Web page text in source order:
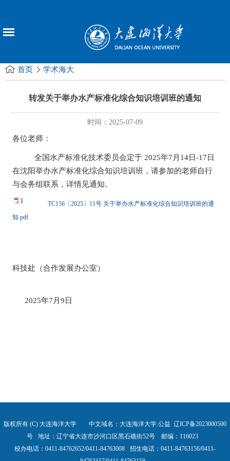
首页 学术海大
转发关于举办水产标准化综合知识培训班的通知
时间：2025-07-09
各位老师：
全国水产标准化技术委员会定于 2025年7月14日-17日
在沈阳举办水产标准化综合知识培训班，请参加的老师自行
与会务组联系，详情见通知。
TC156〔2025〕11号 关于举办水产标准化综合知识培训班的通
知.pdf
科技处（合作发展办公室）
2025年7月9日
版权所有 (C) 大连海洋大学 中文域名：大连海洋大学.公益 辽ICP备2023000500
号
地址：辽宁省大连市沙河口区黑石礁街52号 邮编：116023
校办电话：0411-84762652/0411-84763008
招生电话：0411-84763156/0411-